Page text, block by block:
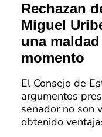
Rechazan
Miguel
una
momento
El Consejo de
argumentos
senador no son
obtenido